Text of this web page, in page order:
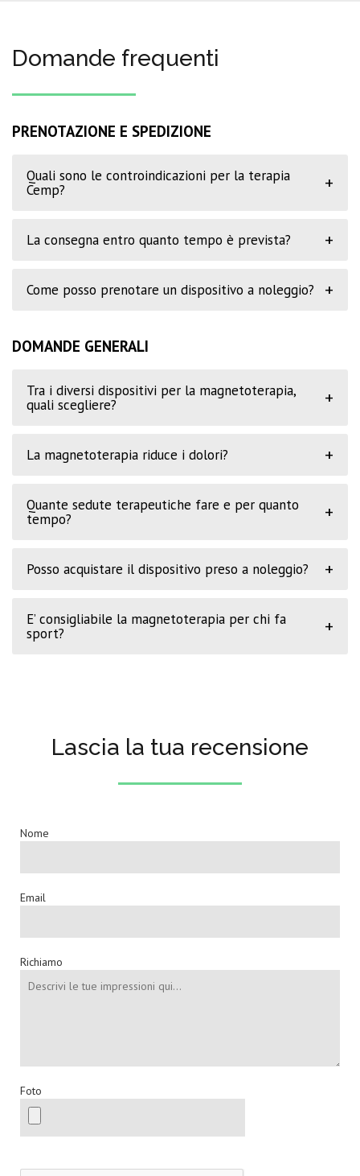
Domande frequenti
PRENOTAZIONE E SPEDIZIONE
Quali sono le controindicazioni per la terapia
Cemp?
+
La consegna entro quanto tempo è prevista? +
Come posso prenotare un dispositivo a noleggio? +
DOMANDE GENERALI
Tra i diversi dispositivi per la magnetoterapia,
quali scegliere?
+
La magnetoterapia riduce i dolori? +
Quante sedute terapeutiche fare e per quanto
tempo?
+
Posso acquistare il dispositivo preso a noleggio? +
E’ consigliabile la magnetoterapia per chi fa
sport?
+
Lascia la tua recensione
Nome
Email
Richiamo
Foto